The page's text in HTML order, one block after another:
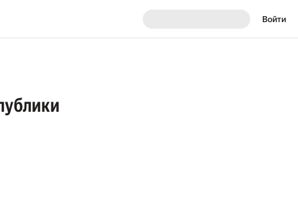
Войти